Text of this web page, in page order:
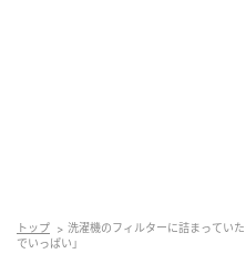
トップ
洗濯機のフィルターに詰まってい
でいっぱい」